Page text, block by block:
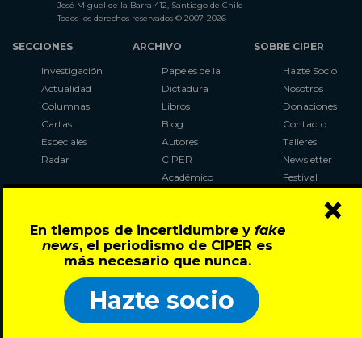
En tiempos de incertidumbre y fake
news, el periodismo de CIPER es
más necesario que nunca.
Hazte socio
×
José Miguel de la Barra 412, Santiago de Chile
Todos los derechos reservados © 2007-2026
SECCIONES
Investigación
Actualidad
Columnas
Cartas
Especiales
Radar
ARCHIVO
Papeles de la
Dictadura
Libros
Blog
Autores
CIPER
Académico
Al Plebiscito
con CIPER
SOBRE CIPER
Hazte Socio
Nosotros
Donaciones
Contacto
Talleres
Newsletter
Festival